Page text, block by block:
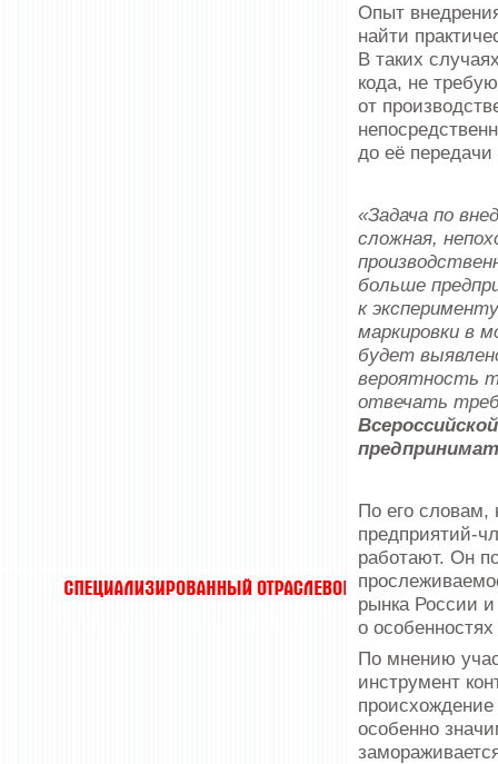
Опыт
найти
В таких
кода, не
от
до её передачи
«Задача по
сложная,
больше
к
маркировки в
будет
вероятность
отвечать
По его
предприятий-
работают. Он
рынка России
о
По мнению
инструмент
особенно